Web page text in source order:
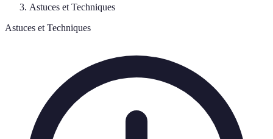
Astuces et Techniques
Astuces et Techniques